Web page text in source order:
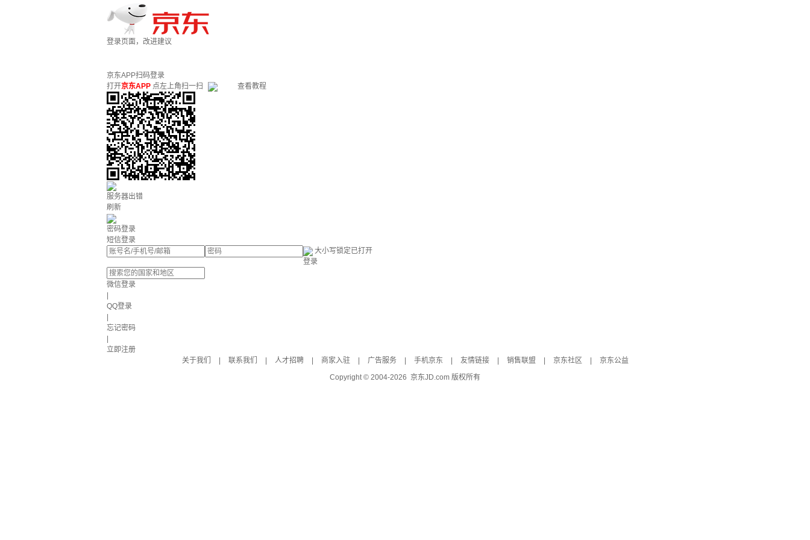
登录页面，改进建议
京东APP扫码登录
打开京东APP 点左上角扫一扫 查看教程
服务器出错
刷新
密码登录
短信登录
大小写锁定已打开
登录
微信登录
QQ登录
忘记密码
立即注册
关于我们
联系我们 人才招聘 商家入驻 广告服务 手机京东 友情链接 销售联盟 京东社区
京东公益
Copyright © 2004-2026 京东JD.com 版权所有